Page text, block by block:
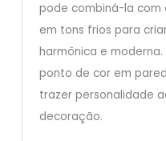
pode combiná-la com
em tons frios para
harmônica e
ponto de cor em
trazer personalidade
decoração.